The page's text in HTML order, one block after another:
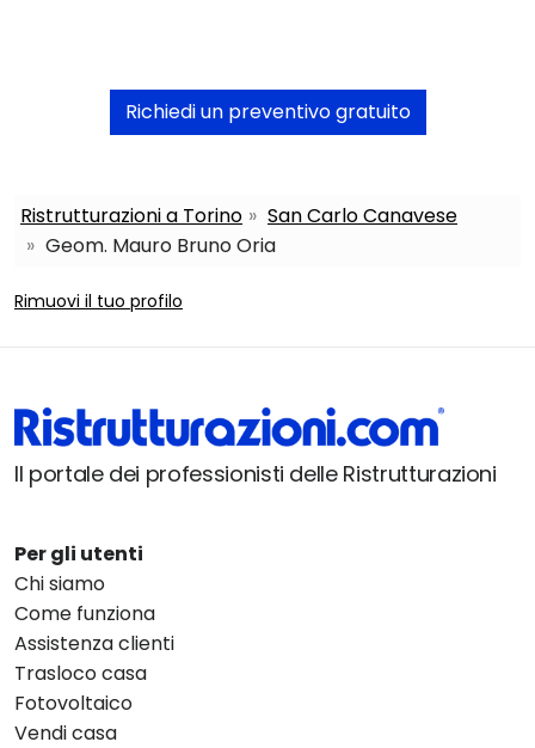
Richiedi un preventivo gratuito
Ristrutturazioni a Torino
San Carlo Canavese
Geom. Mauro Bruno Oria
Rimuovi il tuo profilo
Il portale dei professionisti delle Ristrutturazioni
Per gli utenti
Chi siamo
Come funziona
Assistenza clienti
Trasloco casa
Fotovoltaico
Vendi casa